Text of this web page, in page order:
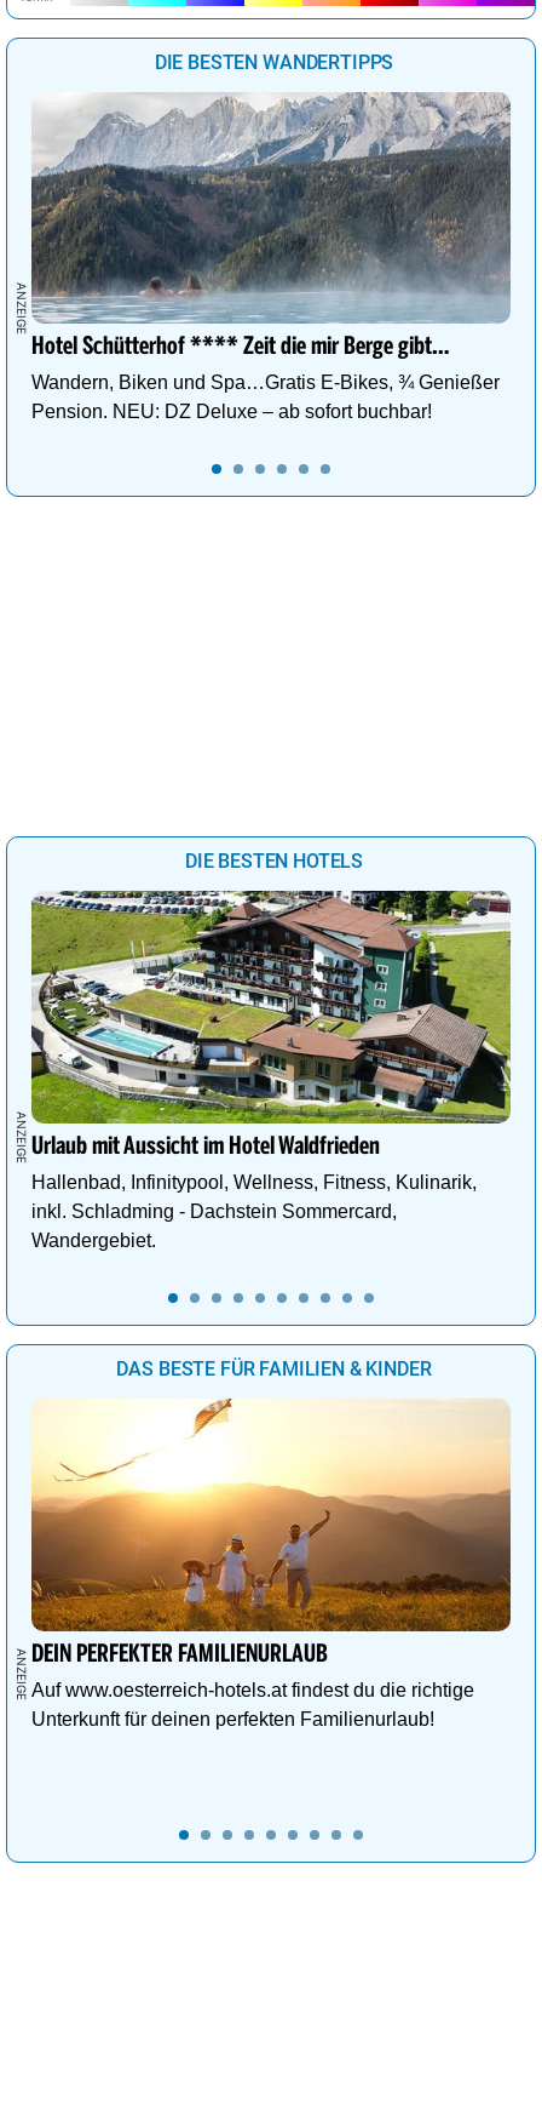
DIE BESTEN WANDERTIPPS
Hotel Schütterhof **** Zeit die mir Berge gibt…
Wandern, Biken und Spa…Gratis E-Bikes, ¾ Genießer
Pension. NEU: DZ Deluxe – ab sofort buchbar!
DIE BESTEN HOTELS
Urlaub mit Aussicht im Hotel Waldfrieden
Hallenbad, Infinitypool, Wellness, Fitness, Kulinarik,
inkl. Schladming - Dachstein Sommercard,
Wandergebiet.
DAS BESTE FÜR FAMILIEN & KINDER
DEIN PERFEKTER FAMILIENURLAUB
Auf www.oesterreich-hotels.at findest du die richtige
Unterkunft für deinen perfekten Familienurlaub!